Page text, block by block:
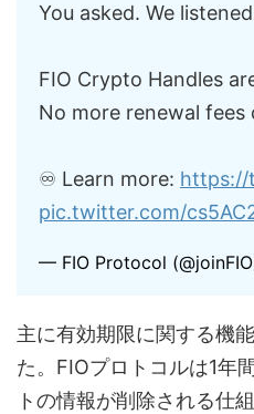
You asked. We
FIO Crypto Handles
No more renewal
♾ Learn more: https://
pic.twitter.com/
— FIO Protocol
主に有効期限に関する機
た。FIOプロトコルは1年
トの情報が削除される仕